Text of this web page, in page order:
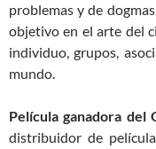
problemas y de
objetivo en el arte del
individuo, grupos,
mundo.
Película ganadora del
distribuidor de